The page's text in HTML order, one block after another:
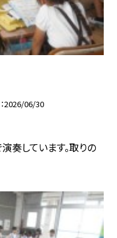
2026/06/30
奏しています。取りの